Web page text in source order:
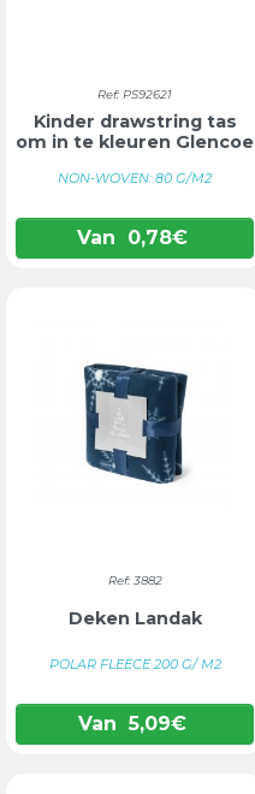
Ref: PS92621
Kinder drawstring tas
om in te kleuren Glencoe
NON-WOVEN: 80 G/M2
Van 0,78€
Ref: 3882
Deken Landak
POLAR FLEECE 200 G/ M2
Van 5,09€